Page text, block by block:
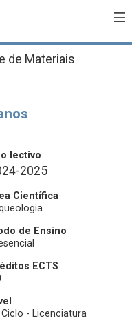
de Materiais
lectivo
2025
Científica
de Ensino
ECTS
Ciclo - Licenciatura